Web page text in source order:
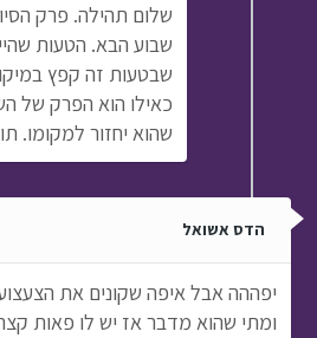
שלום תהילה. פרק
שבוע הבא. הטעות
שבטעות זה קפץ
כאילו הוא הפרק של
שהוא יחזור למקומו.
הדס אשואל
יפההה אבל איפה שקונים את
ומתי שהוא מדבר אז יש לו פאות